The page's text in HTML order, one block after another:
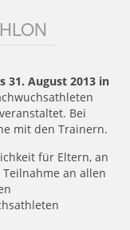
31. August 2013 in
Bei
mit den Trainern.
für Eltern, an
an allen